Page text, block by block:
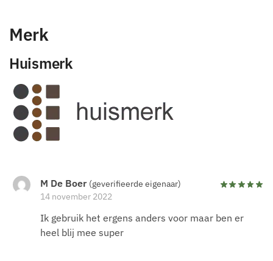
Merk
Huismerk
M De Boer (geverifieerde eigenaar)
14 november 2022
Ik gebruik het ergens anders voor maar ben er
heel blij mee super